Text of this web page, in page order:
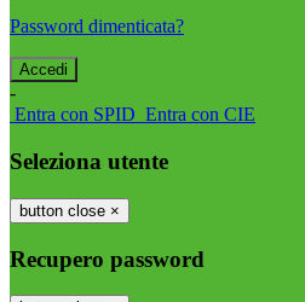
Password dimenticata?
-
Entra con SPID Entra con CIE
Seleziona utente
button close ×
Recupero password